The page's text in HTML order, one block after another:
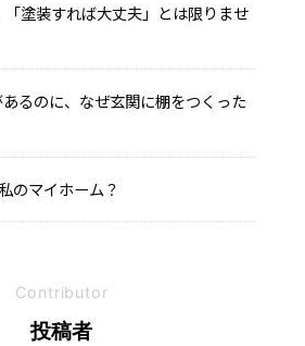
塗装すれば大丈夫」とは限りませ
るのに、なぜ玄関に棚をつくった
のマイホーム？
Contributor
投稿者